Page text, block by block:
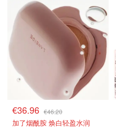
€36.96 €46.20
加了烟酰胺 焕白轻盈水润